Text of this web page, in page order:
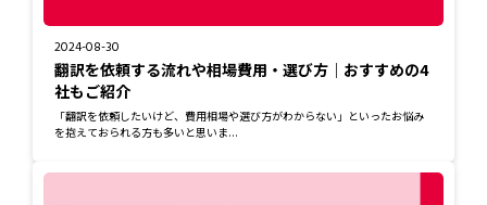
2024-08-30
翻訳を依頼する流れや相場費用・選び方｜おすすめの4
社もご紹介
「翻訳を依頼したいけど、費用相場や選び方がわからない」といったお悩み
を抱えておられる方も多いと思いま...